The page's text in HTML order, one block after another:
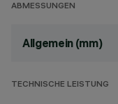
ABMESSUNGEN
Allgemein (mm)
TECHNISCHE LEISTUNG